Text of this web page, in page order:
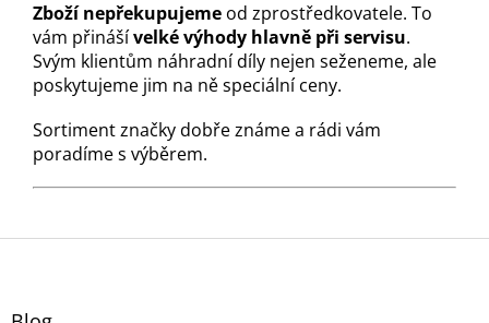
Zboží nepřekupujeme od zprostředkovatele. To
vám přinášívelké výhody hlavně při servisu.
Svým klientům náhradní díly nejen seženeme, ale
poskytujeme jim na ně speciální ceny.
Sortiment značky dobře známe a rádi vám
poradíme s výběrem.
Z